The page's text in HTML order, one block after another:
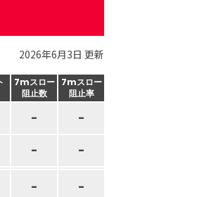
2026年6月3日 更新
7mスロー
阻止数
7mスロー
阻止率
-
-
- -
- -